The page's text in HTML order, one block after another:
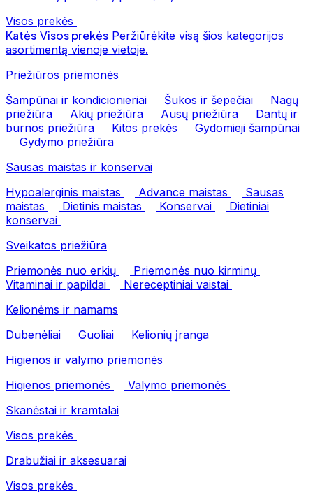
Visos prekės
Katės Visos prekės Peržiūrėkite visą šios kategorijos
asortimentą vienoje vietoje.
Priežiūros priemonės
Šampūnai ir kondicionieriai
Šukos ir šepečiai
Nagų
priežiūra
Akių priežiūra Ausų priežiūra
Dantų ir
burnos priežiūra
Kitos prekės
Gydomieji šampūnai
Gydymo priežiūra
Sausas maistas ir konservai
Hypoalerginis maistas
Advance maistas
Sausas
maistas
Dietinis maistas Konservai
Dietiniai
konservai
Sveikatos priežiūra
Priemonės nuo erkių
Priemonės nuo kirminų
Vitaminai ir papildai
Nereceptiniai vaistai
Kelionėms ir namams
Dubenėliai
Guoliai
Kelionių įranga
Higienos ir valymo priemonės
Higienos priemonės
Valymo priemonės
Skanėstai ir kramtalai
Visos prekės
Drabužiai ir aksesuarai
Visos prekės